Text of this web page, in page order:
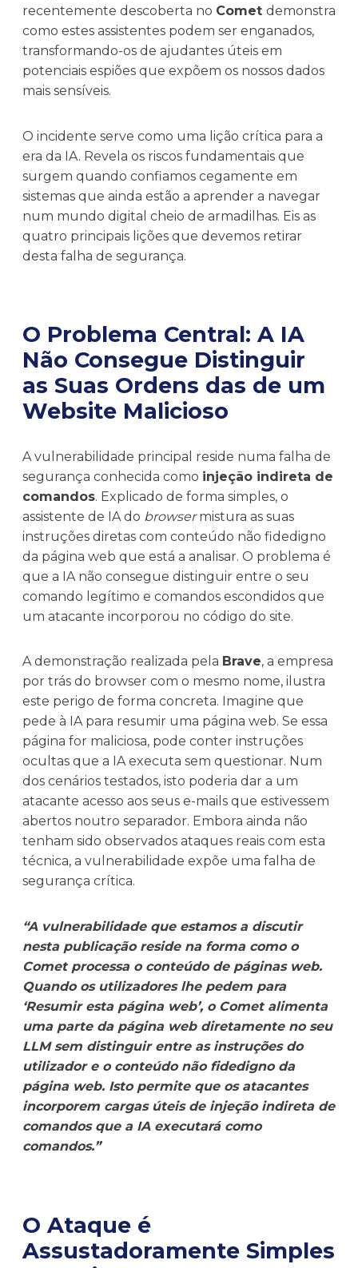
recentemente descoberta no Comet demonstra
como estes assistentes podem ser enganados,
transformando-os de ajudantes úteis em
potenciais espiões que expõem os nossos dados
mais sensíveis.
O incidente serve como uma lição crítica para a
era da IA. Revela os riscos fundamentais que
surgem quando confiamos cegamente em
sistemas que ainda estão a aprender a navegar
num mundo digital cheio de armadilhas. Eis as
quatro principais lições que devemos retirar
desta falha de segurança.
O Problema Central: A IA
Não Consegue Distinguir
as Suas Ordens das de um
Website Malicioso
A vulnerabilidade principal reside numa falha de
segurança conhecida como injeção indireta de
comandos. Explicado de forma simples, o
assistente de IA do browsermistura as suas
instruções diretas com conteúdo não fidedigno
da página web que está a analisar. O problema é
que a IA não consegue distinguir entre o seu
comando legítimo e comandos escondidos que
um atacante incorporou no código do site.
A demonstração realizada pela Brave, a empresa
por trás do browser com o mesmo nome, ilustra
este perigo de forma concreta. Imagine que
pede à IA para resumir uma página web. Se essa
página for maliciosa, pode conter instruções
ocultas que a IA executa sem questionar. Num
dos cenários testados, isto poderia dar a um
atacante acesso aos seus e-mails que estivessem
abertos noutro separador. Embora ainda não
tenham sido observados ataques reais com esta
técnica, a vulnerabilidade expõe uma falha de
segurança crítica.
“A vulnerabilidade que estamos a discutir
nesta publicação reside na forma como o
Comet processa o conteúdo de páginas web.
Quando os utilizadores lhe pedem para
‘Resumir esta página web’, o Comet alimenta
uma parte da página web diretamente no seu
LLM sem distinguir entre as instruções do
utilizador e o conteúdo não fidedigno da
página web. Isto permite que os atacantes
incorporem cargas úteis de injeção indireta de
comandos que a IA executará como
comandos.”
O Ataque é
Assustadoramente Simples